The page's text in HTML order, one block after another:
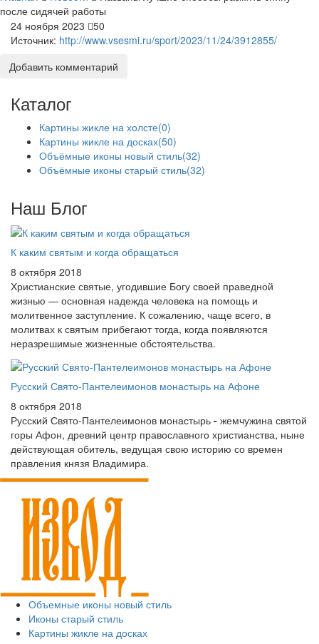
после сидячей работы
24 ноября 2023
50
Источник: http://www.vsesmi.ru/sport/2023/11/24/3912855/
Добавить комментарий
Каталог
Картины жикле на холсте(0)
Картины жикле на досках(50)
Объёмные иконы новый стиль(32)
Объёмные иконы старый стиль(32)
Наш Блог
К каким святым и когда обращаться
8 октября 2018
Христианские святые, угодившие Богу своей праведной
жизнью — основная надежда человека на помощь и
молитвенное заступление. К сожалению, чаще всего, в
молитвах к святым прибегают тогда, когда появляются
неразрешимые жизненные обстоятельства.
Русский Свято-Пантелеимонов монастырь на Афоне
8 октября 2018
Русский Свято-Пантелеимонов монастырь - жемчужина святой
горы Афон, древний центр православного христианства, ныне
действующая обитель, ведущая свою историю со времен
правления князя Владимира.
Объемные иконы новый стиль
Иконы старый стиль
Картины жикле на досках